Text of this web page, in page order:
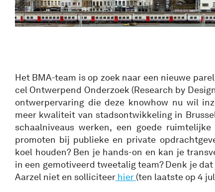
Het BMA-team is op zoek naar een nieuwe
cel Ontwerpend Onderzoek (Research by
ontwerpervaring die deze knowhow nu wil
meer kwaliteit van stadsontwikkeling in
schaalniveaus werken, een goede
promoten bij publieke en private
koel houden? Ben je hands-on en kan je
in een gemotiveerd tweetalig team? Denk je
Aarzel niet en solliciteer hier (ten laatste op 4